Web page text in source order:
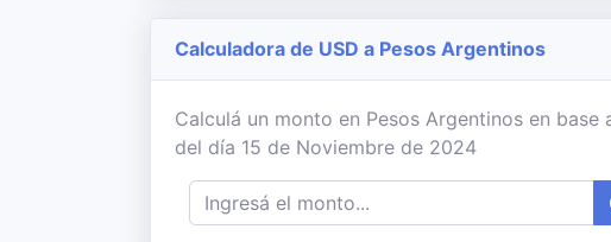
Calculadora de USD a Pesos Argentinos
Calculá un monto en Pesos Argentinos en
del día 15 de Noviembre de 2024